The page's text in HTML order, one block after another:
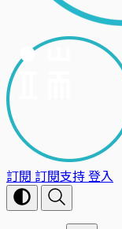
訂閱 訂閱支持登入